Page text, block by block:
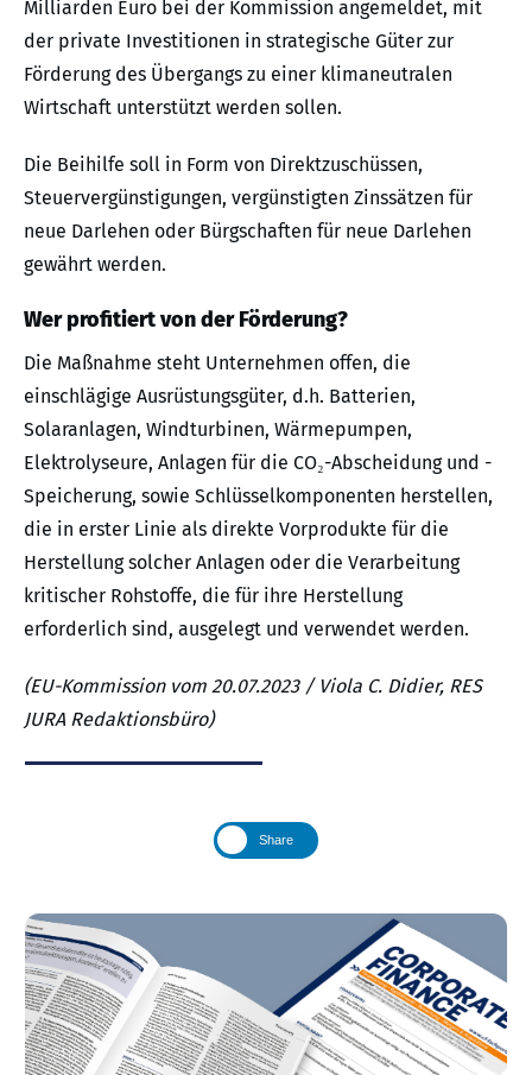
Milliarden Euro bei der Kommission angemeldet, mit
der private Investitionen in strategische Güter zur
Förderung des Übergangs zu einer klimaneutralen
Wirtschaft unterstützt werden sollen.
Die Beihilfe soll in Form von Direktzuschüssen,
Steuervergünstigungen, vergünstigten Zinssätzen für
neue Darlehen oder Bürgschaften für neue Darlehen
gewährt werden.
Wer profitiert von der Förderung?
Die Maßnahme steht Unternehmen offen, die
einschlägige Ausrüstungsgüter, d.h. Batterien,
Solaranlagen, Windturbinen, Wärmepumpen,
Elektrolyseure, Anlagen für die CO₂-Abscheidung und -
Speicherung, sowie Schlüsselkomponenten herstellen,
die in erster Linie als direkte Vorprodukte für die
Herstellung solcher Anlagen oder die Verarbeitung
kritischer Rohstoffe, die für ihre Herstellung
erforderlich sind, ausgelegt und verwendet werden.
(EU-Kommission vom 20.07.2023 / Viola C. Didier, RES
JURA Redaktionsbüro)
Share